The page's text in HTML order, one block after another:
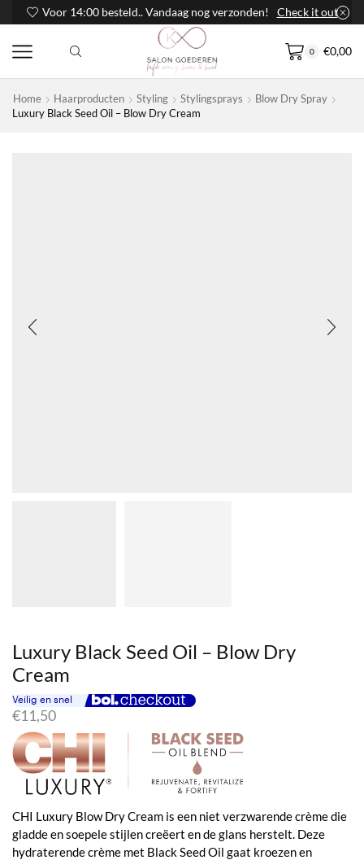
Voor 14:00 besteld.. Vandaag nog verzonden! Check it out
0 €0,00
Home Haarproducten Styling Stylingsprays
Blow Dry Spray
Luxury Black Seed Oil – Blow Dry Cream
Luxury Black Seed Oil – Blow Dry
Cream
€11,50
CHI Luxury Blow Dry Cream is een niet verzwarende crème die
gladde en soepele stijlen creëert en de glans herstelt. Deze
hydraterende crème met Black Seed Oil gaat kroezen en